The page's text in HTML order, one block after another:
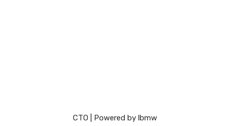
СТО | Powered by lbmw